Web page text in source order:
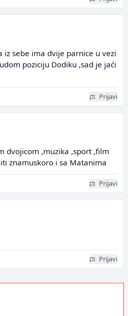
iz sebe ima dvije parnice u vezi
poziciju Dodiku ,sad je jaći
Prijavi
dvojicom ,muzika ,sport ,film
znamuskoro i sa Matanima
Prijavi
Prijavi